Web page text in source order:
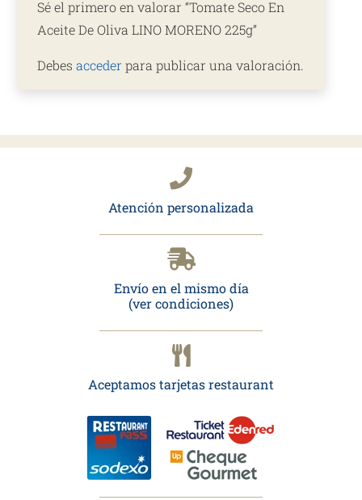
Sé el primero en valorar “Tomate Seco En
Aceite De Oliva LINO MORENO 225g”
Debesacceder para publicar una valoración.
Atención personalizada
Envío en el mismo día
(ver condiciones)
Aceptamos tarjetas restaurant